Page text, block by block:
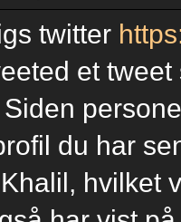
twitter
et
du har
hvilket